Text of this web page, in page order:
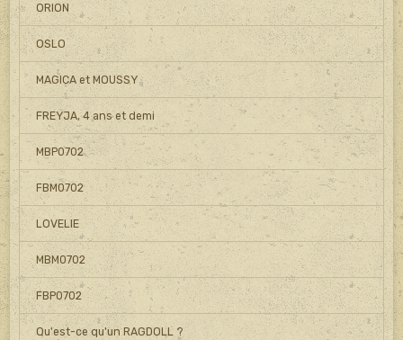
ORION
OSLO
MAGICA et MOUSSY
FREYJA, 4 ans et demi
MBP0702
FBM0702
LOVELIE
MBM0702
FBP0702
Qu'est-ce qu'un RAGDOLL ?